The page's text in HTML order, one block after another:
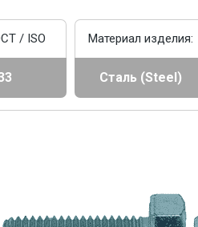
/ ISO Материал изделия:
Сталь (Steel)